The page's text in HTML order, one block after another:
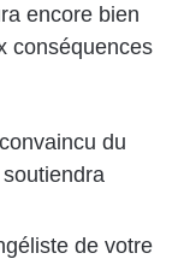
encore bien
conséquences
du
de votre